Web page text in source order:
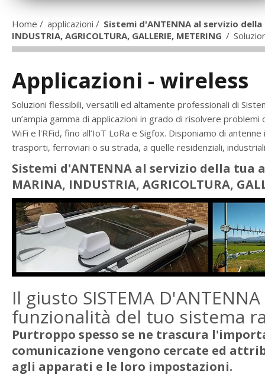
Home / applicazioni / Sistemi d'ANTENNA al servizio della
INDUSTRIA, AGRICOLTURA, GALLERIE, METERING /
Applicazioni - wireless
Soluzioni flessibili, versatili ed altamente professionali di
un’ampia gamma di applicazioni in grado di risolvere
WiFi e l'RFid, fino all’IoT LoRa e Sigfox. Disponiamo di
trasporti, ferroviari o su strada, a quelle residenziali,
Sistemi d'ANTENNA al servizio della tua
MARINA, INDUSTRIA, AGRICOLTURA,
Il giusto SISTEMA
funzionalità del tuo sistema
Purtroppo spesso se ne trascura
comunicazione vengono cercate ed
agli apparati e le loro impostazioni.